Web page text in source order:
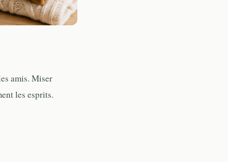
amis. Miser
les esprits.